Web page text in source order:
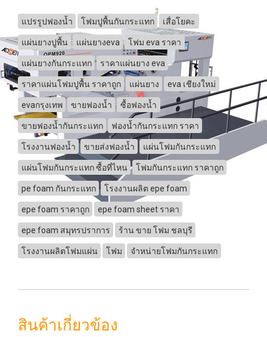
แปรรูปฟองน้ำ โฟมปูพื้นกันกระแทก เสื่อโยคะ
แผ่นยางปูพื้น แผ่นยางeva โฟม eva ราคา
แผ่นยางกันกระแทก ราคาแผ่นยาง eva
ราคาแผ่นโฟมปูพื้น ราคาถูก แผ่นยาง eva เชียงใหม่
evaกรุงเทพ ขายฟองน้ำ ซื้อฟองน้ำ
ขายฟองน้ำกันกระแทก ฟองน้ำกันกระแทก ราคา
โรงงานฟองน้ำ ขายส่งฟองน้ำ แผ่นโฟมกันกระแทก
แผ่นโฟมกันกระแทก ซื้อที่ไหน โฟมกันกระแทก ราคาถูก
pe foam กันกระแทก โรงงานผลิต epe foam
epe foam ราคาถูก epe foam sheet ราคา
epe foam สมุทรปราการ ร้าน ขาย โฟม ชลบุรี
โรงงานผลิตโฟมแผ่น โฟม จำหน่ายโฟมกันกระแทก
สินค้าเกี่ยวข้อง